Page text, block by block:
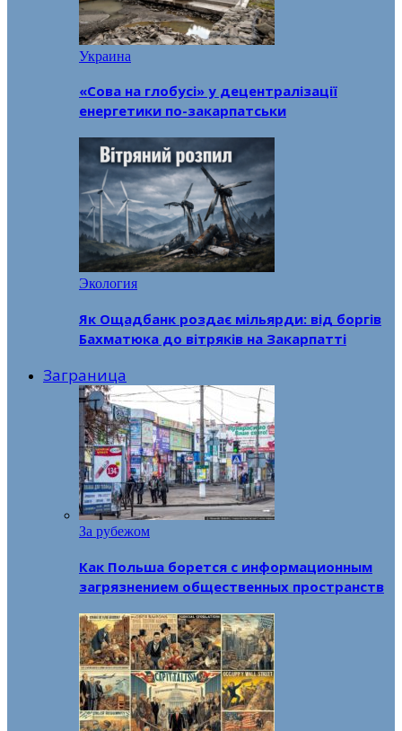
Украина
«Сова на глобусі» у децентралізації
енергетики по-закарпатськи
Экология
Як Ощадбанк роздає мільярди: від боргів
Бахматюка до вітряків на Закарпатті
Заграница
За рубежом
Как Польша борется с информационным
загрязнением общественных пространств